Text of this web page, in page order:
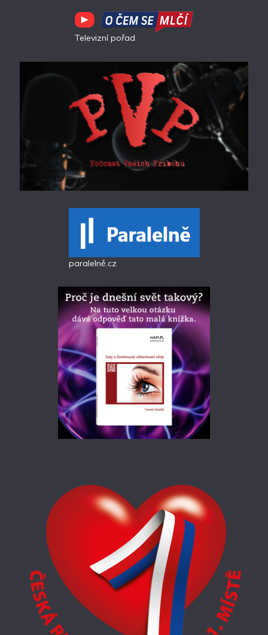
Televizní pořad
paralelně.cz